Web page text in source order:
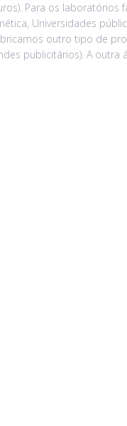
Para os laboratórios
Universidades
outro tipo de
publicitários). A outra